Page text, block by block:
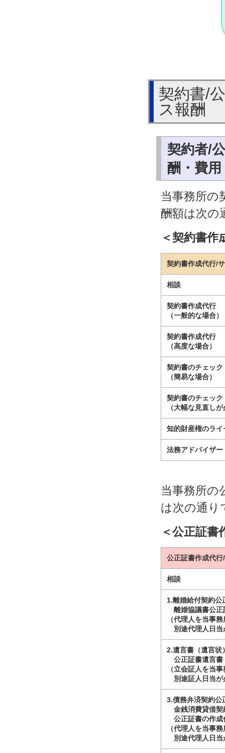
契約書/
ス報酬
契約者/
酬・費用
当事務所の
酬額は次の
＜契約書作
契約書作成代行/
相談
契約書作成代行
（一般的な場合）
契約書作成代行
（高度な場合）
契約書のチェック
（簡易な場合）
契約書のチェック
（大幅な見直し
知的財産権のラ
法務アドバイザー
当事務所の
は次の通り
＜公正証書
公正証書作成代
相談
1.離婚給付契約公
離婚協議書公正
（代理人を当事
別途代理人日当
2.遺言書（遺言状
公正証書遺言書
（立会証人を当
別途証人日当が
3.債務弁済契約公
金銭消費貸借契
公正証書の作成
（代理人を当事
別途代理人日当